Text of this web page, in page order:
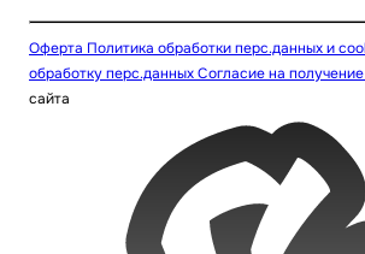
Оферта Политика обработки перс.данных и
обработку перс.данныхСогласие на
сайта